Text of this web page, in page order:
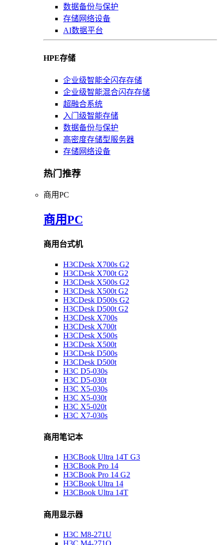
数据备份与保护
存储网络设备
AI数据平台
HPE存储
企业级智能全闪存存储
企业级智能混合闪存存储
超融合系统
入门级智能存储
数据备份与保护
高密度存储型服务器
存储网络设备
热门推荐
商用PC
商用PC
商用台式机
H3CDesk X700s G2
H3CDesk X700t G2
H3CDesk X500s G2
H3CDesk X500t G2
H3CDesk D500s G2
H3CDesk D500t G2
H3CDesk X700s
H3CDesk X700t
H3CDesk X500s
H3CDesk X500t
H3CDesk D500s
H3CDesk D500t
H3C D5-030s
H3C D5-030t
H3C X5-030s
H3C X5-030t
H3C X5-020t
H3C X7-030s
商用笔记本
H3CBook Ultra 14T G3
H3CBook Pro 14
H3CBook Pro 14 G2
H3CBook Ultra 14
H3CBook Ultra 14T
商用显示器
H3C M8-271U
H3C M4-271Q